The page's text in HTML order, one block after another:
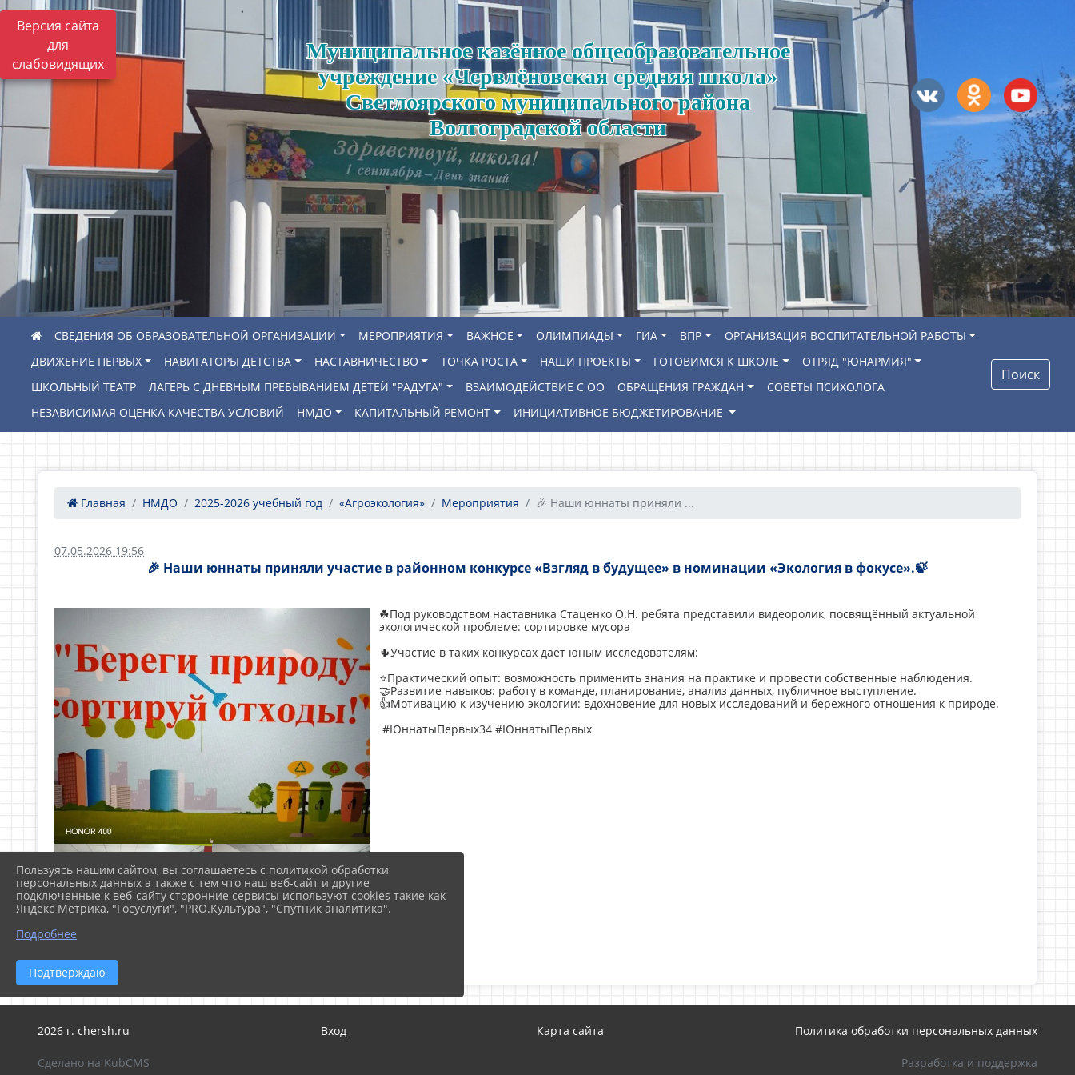
Версия сайта
для
слабовидящих
Муниципальное казённое общеобразовательное
учреждение «Червлёновская средняя школа»
Светлоярского муниципального района
Волгоградской области
СВЕДЕНИЯ ОБ ОБРАЗОВАТЕЛЬНОЙ ОРГАНИЗАЦИИ МЕРОПРИЯТИЯ ВАЖНОЕ ОЛИМПИАДЫ ГИА ВПР
ОРГАНИЗАЦИЯ ВОСПИТАТЕЛЬНОЙ РАБОТЫ
ДВИЖЕНИЕ ПЕРВЫХ
НАВИГАТОРЫ ДЕТСТВА НАСТАВНИЧЕСТВО ТОЧКА РОСТА НАШИ ПРОЕКТЫ ГОТОВИМСЯ К ШКОЛЕ
ОТРЯД "ЮНАРМИЯ"
ШКОЛЬНЫЙ ТЕАТР
ЛАГЕРЬ С ДНЕВНЫМ ПРЕБЫВАНИЕМ ДЕТЕЙ "РАДУГА" ВЗАИМОДЕЙСТВИЕ С ОО ОБРАЩЕНИЯ ГРАЖДАН
СОВЕТЫ ПСИХОЛОГА
НЕЗАВИСИМАЯ ОЦЕНКА КАЧЕСТВА УСЛОВИЙ
НМДО КАПИТАЛЬНЫЙ РЕМОНТ ИНИЦИАТИВНОЕ БЮДЖЕТИРОВАНИЕ
Поиск
Главная НМДО 2025-2026 учебный год «Агроэкология» Мероприятия 🎉 Наши юннаты приняли ...
07.05.2026 19:56
🎉 Наши юннаты приняли участие в районном конкурсе «Взгляд в будущее» в номинации «Экология в фокусе».🍃
☘Под руководством наставника Стаценко О.Н. ребята представили видеоролик, посвящённый актуальной
экологической проблеме: сортировке мусора
🌵Участие в таких конкурсах даёт юным исследователям:
⭐Практический опыт: возможность применить знания на практике и провести собственные наблюдения.
🤝Развитие навыков: работу в команде, планирование, анализ данных, публичное выступление.
👍Мотивацию к изучению экологии: вдохновение для новых исследований и бережного отношения к природе.
#ЮннатыПервых34 #ЮннатыПервых
2026 г. chersh.ru Вход Карта сайта Политика обработки персональных данных
Сделано на KubCMS Разработка и поддержка
Пользуясь нашим сайтом, вы соглашаетесь с политикой обработки
персональных данных а также с тем что наш веб-сайт и другие
подключенные к веб-сайту сторонние сервисы используют cookies такие как
Яндекс Метрика, "Госуслуги", "PRO.Культура", "Спутник аналитика".
Подробнее
Подтверждаю